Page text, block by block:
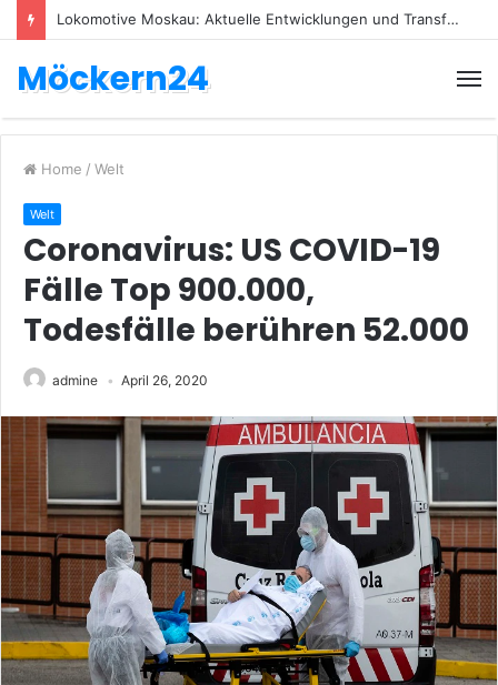
Lokomotive Moskau: Aktuelle Entwicklungen und Transfers
Möckern24
Home / Welt
Welt
Coronavirus: US COVID-19
Fälle Top 900.000,
Todesfälle berühren 52.000
admine April 26, 2020